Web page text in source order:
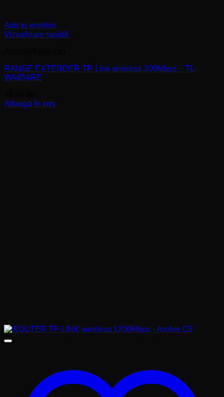
Add to wishlist
Vizualizare rapidă
RANGE EXTENDER TP-Link wireless 300Mbps – TL-
WA854RE
Adaugă în coș